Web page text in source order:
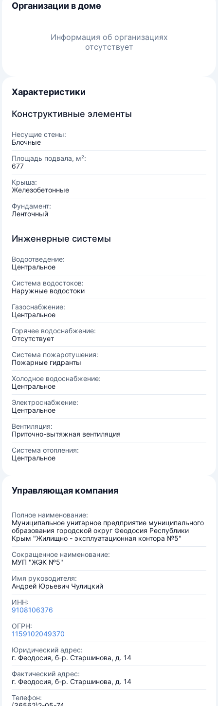
Организации в доме
Информация об организациях
отсутствует
Характеристики
Конструктивные элементы
Несущие стены:
Блочные
Площадь подвала, м²:
677
Крыша:
Железобетонные
Фундамент:
Ленточный
Инженерные системы
Водоотведение:
Центральное
Система водостоков:
Наружные водостоки
Газоснабжение:
Центральное
Горячее водоснабжение:
Отсутствует
Система пожаротушения:
Пожарные гидранты
Холодное водоснабжение:
Центральное
Электроснабжение:
Центральное
Вентиляция:
Приточно-вытяжная вентиляция
Система отопления:
Центральное
Управляющая компания
Полное наименование:
Муниципальное унитарное предприятие муниципального
образования городской округ Феодосия Республики
Крым "Жилищно - эксплуатационная контора №5"
Сокращенное наименование:
МУП "ЖЭК №5"
Имя руководителя:
Андрей Юрьевич Чулицкий
ИНН:
9108106376
ОГРН:
1159102049370
Юридический адрес:
г. Феодосия, б-р. Старшинова, д. 14
Фактический адрес:
г. Феодосия, б-р. Старшинова, д. 14
Телефон: